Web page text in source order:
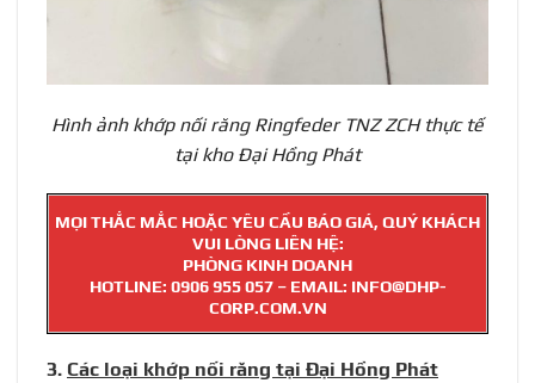
Hình ảnh khớp nối răng Ringfeder TNZ ZCHthực tế
tại kho Đại Hồng Phát
MỌI THẮC MẮC HOẶC YÊU CẦU BÁO GIÁ, QUÝ KHÁCH
VUI LÒNG LIÊN HỆ:
PHÒNG KINH DOANH
HOTLINE: 0906 955 057– EMAIL: INFO@DHP-
CORP.COM.VN
3. Các loại khớp nối răng tại Đại Hồng Phát